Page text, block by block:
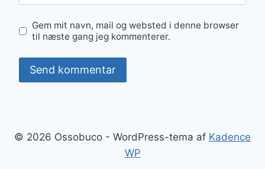
Gem mit navn, mail og websted i denne browser
til næste gang jeg kommenterer.
© 2026 Ossobuco - WordPress-tema af Kadence
WP